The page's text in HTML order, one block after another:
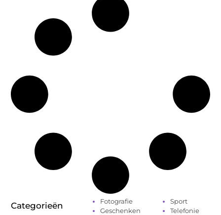
Categorieën
Fotografie
Geschenken
Sport
Telefonie